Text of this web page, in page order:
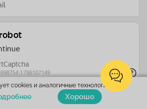
Подписаться
cookies и аналогичные технологии.
Хорошо